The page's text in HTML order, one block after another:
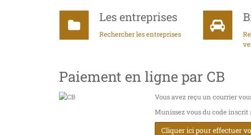
Les entreprises
Rechercher les entreprises
Paiement en ligne par CB
Vous avez reçu un courrier
Munissez vous du code
Cliquer ici pour effectuer